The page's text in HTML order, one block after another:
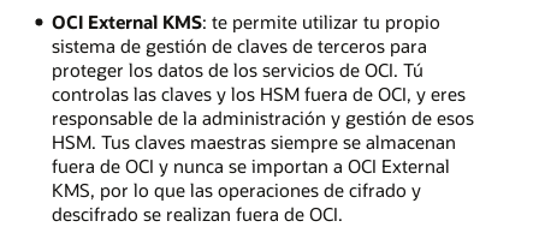
OCI External KMS: te permite utilizar tu propio
sistema de gestión de claves de terceros para
proteger los datos de los servicios de OCI. Tú
controlas las claves y los HSM fuera de OCI, y eres
responsable de la administración y gestión de esos
HSM. Tus claves maestras siempre se almacenan
fuera de OCI y nunca se importan a OCI External
KMS, por lo que las operaciones de cifrado y
descifrado se realizan fuera de OCI.